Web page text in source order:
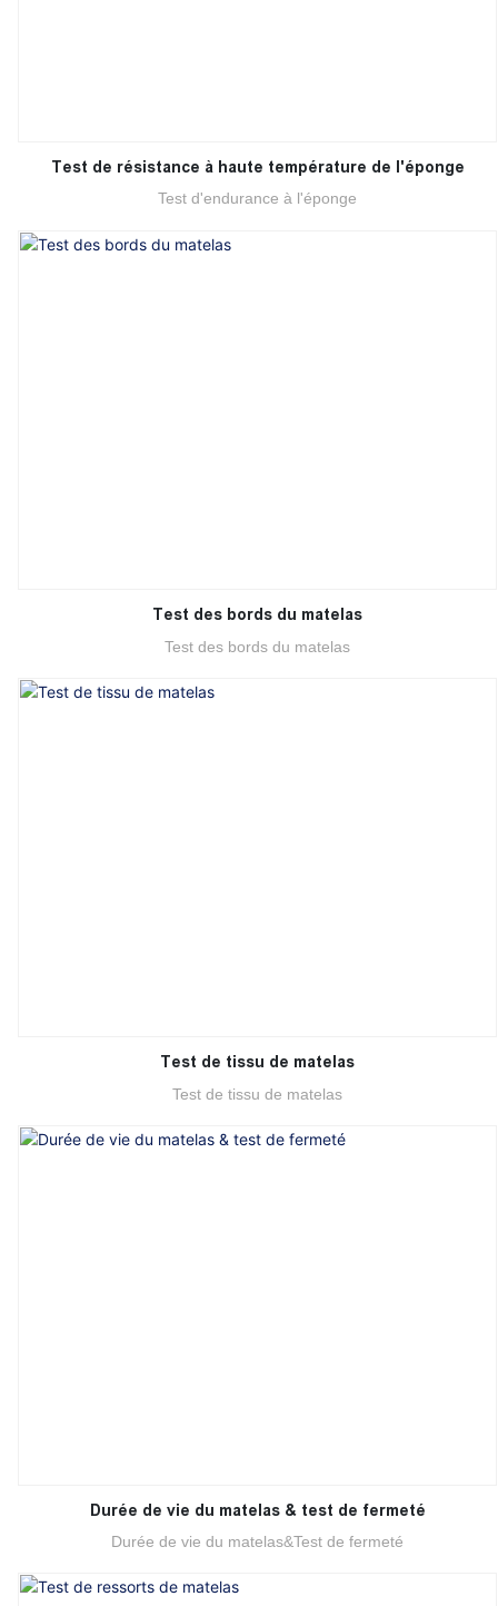
Test de résistance à haute température de l'éponge
Test d'endurance à l'éponge
Test des bords du matelas
Test des bords du matelas
Test de tissu de matelas
Test de tissu de matelas
Durée de vie du matelas & test de fermeté
Durée de vie du matelas&Test de fermeté